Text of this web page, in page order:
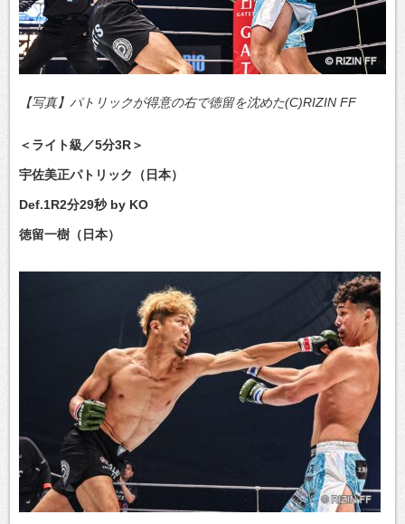
【写真】パトリックが得意の右で徳留を沈めた(C)RIZIN FF
＜ライト級／5分3R＞
宇佐美正パトリック（日本）
Def.1R2分29秒 by KO
徳留一樹（日本）